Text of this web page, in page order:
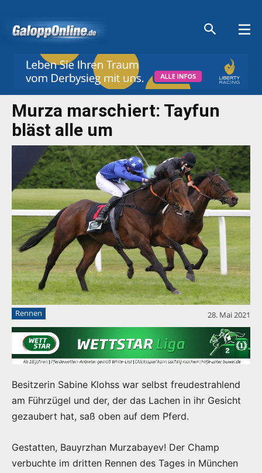
Murza marschiert: Tayfun
bläst alle um
Rennen 28. Mai 2021
Besitzerin Sabine Klohss war selbst freudestrahlend
am Führzügel und der, der das Lachen in ihr Gesicht
gezaubert hat, saß oben auf dem Pferd.
Gestatten, Bauyrzhan Murzabayev! Der Champ
verbuchte im dritten Rennen des Tages in München